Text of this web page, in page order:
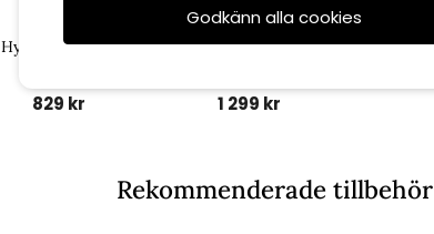
Hyllplan 2-pack
829 kr
Biohort
1 299 kr
Rekommenderade tillbehör
Godkänn alla cookies